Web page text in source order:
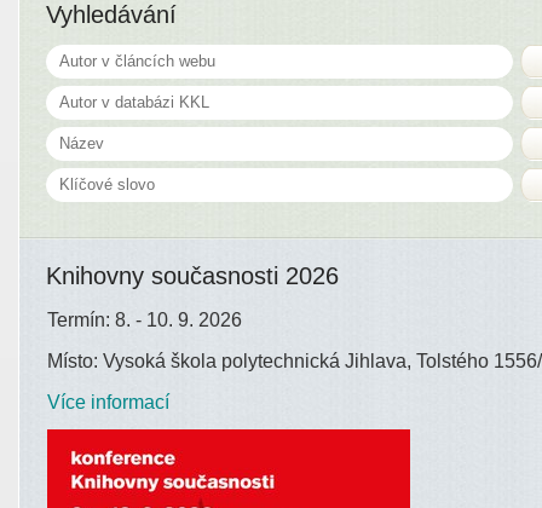
Vyhledávání
Knihovny současnosti 2026
Termín: 8. - 10. 9. 2026
Místo: Vysoká škola polytechnická Jihlava, Tolstého
Více informací